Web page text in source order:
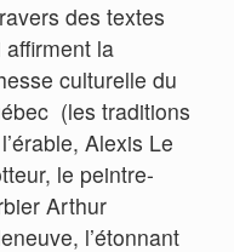
des textes
affirment la
culturelle du
(les traditions
Alexis Le
le peintre-
Arthur
l’étonnant